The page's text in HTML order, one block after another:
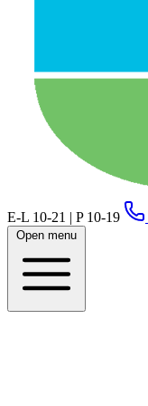
E-L 10-21 | P 10-19
Open menu